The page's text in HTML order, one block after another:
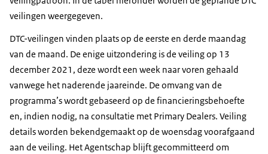
veilingen weergegeven.
DTC-veilingen vinden plaats op de eerste en derde maandag
van de maand. De enige uitzondering is de veiling op 13
december 2021, deze wordt een week naar voren gehaald
vanwege het naderende jaareinde. De omvang van de
programma’s wordt gebaseerd op de financieringsbehoefte
en, indien nodig, na consultatie met Primary Dealers. Veiling
details worden bekendgemaakt op de woensdag voorafgaand
aan de veiling. Het Agentschap blijft gecommitteerd om